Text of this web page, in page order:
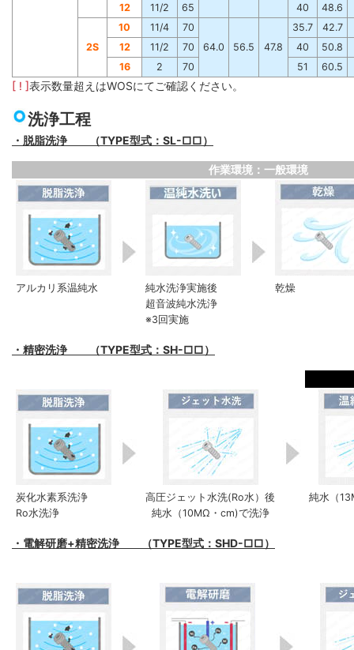
12
11/2 65 40 48.6
2S
10 11/4
70
64.0
56.5 47.8
35.7
42.7
12
11/2 70 40
50.8
16
2 70 51 60.5
[ ! ]表示数量超えはWOSにてご確認ください。
洗浄工程
・脱脂洗浄 （TYPE型式：SL-□□）
作業環境：一般環境
アルカリ系温純水
純水洗浄実施後
超音波純水洗浄
※3回実施
乾燥
・精密洗浄 （TYPE型式：SH-□□）
炭化水素系洗浄
Ro水洗浄
高圧ジェット水洗(Ro水）後
純水（10MΩ・cm)で洗浄
純水（
・電解研磨+精密洗浄 （TYPE型式：SHD-□□）